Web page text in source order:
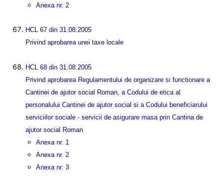
Anexa nr. 2
HCL 67 din 31.08.2005
Privind aprobarea unei taxe locale
HCL 68 din 31.08.2005
Privind aprobarea Regulamentului de organizare si functionare a
Cantinei de ajutor social Roman, a Codului de etica al
personalului Cantinei de ajutor social si a Codului beneficiarului
serviciilor sociale - servicii de asigurare masa prin Cantina de
ajutor social Roman
Anexa nr. 1
Anexa nr. 2
Anexa nr. 3